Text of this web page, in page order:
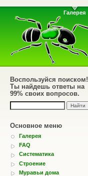
Галерея
Воспользуйся поиском!
Ты найдешь ответы на
99% своих вопросов.
Основное меню
Галерея
FAQ
Систематика
Строение
Муравьи дома